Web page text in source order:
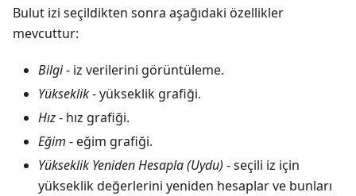
Bulut izi seçildikten sonra aşağıdaki özellikler
mevcuttur:
Bilgi- iz verilerini görüntüleme.
Yükseklik- yükseklik grafiği.
Hız- hız grafiği.
Eğim - eğim grafiği.
Yükseklik Yeniden Hesapla (Uydu) - seçili iz için
yükseklik değerlerini yeniden hesaplar ve bunları